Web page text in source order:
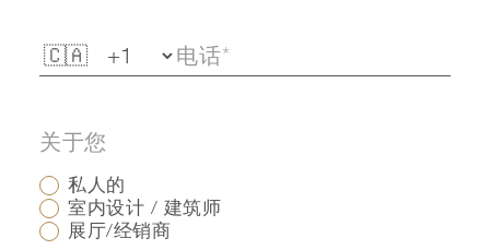
关于您
私人的
室内设计 / 建筑师
展厅/经销商